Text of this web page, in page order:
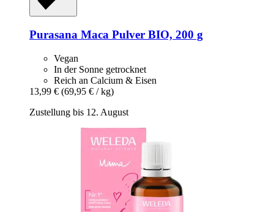
Purasana Maca Pulver BIO, 200 g
Vegan
In der Sonne getrocknet
Reich an Calcium & Eisen
13,99 € (69,95 € / kg)
Zustellung bis 12. August